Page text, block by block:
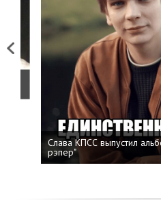
Previous
Слава КПСС выпустил
рэпер"